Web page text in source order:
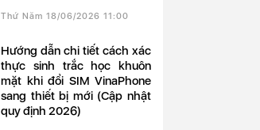
Thứ Năm 18/06/2026 11:00
Hướng dẫn chi tiết cách xác
thực sinh trắc học khuôn
mặt khi đổi SIM VinaPhone
sang thiết bị mới (Cập nhật
quy định 2026)